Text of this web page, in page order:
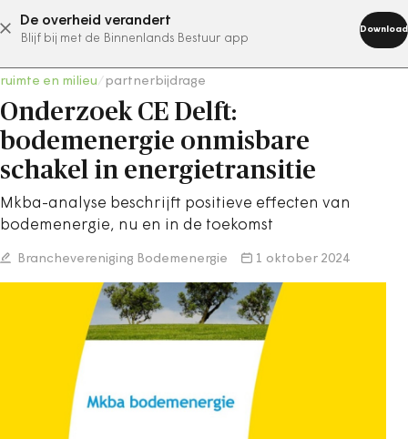
De overheid verandert
Blijf bij met de Binnenlands Bestuur app
Download
abonneer nu
ruimte en milieu partnerbijdrage
Onderzoek CE Delft:
bodemenergie onmisbare
schakel in energietransitie
Mkba-analyse beschrijft positieve effecten van
bodemenergie, nu en in de toekomst
Branchevereniging Bodemenergie 1 oktober 2024